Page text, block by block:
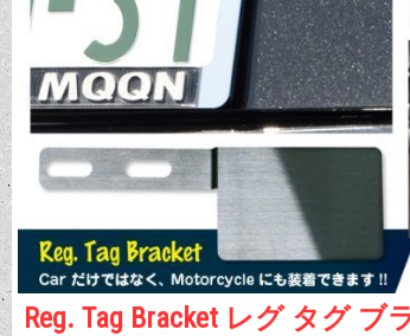
Reg. Tag Bracket レグ タグ ブ